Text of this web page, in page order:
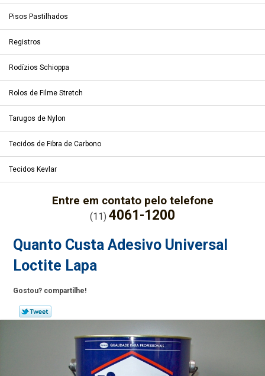
Pisos Pastilhados
Registros
Rodízios Schioppa
Rolos de Filme Stretch
Tarugos de Nylon
Tecidos de Fibra de Carbono
Tecidos Kevlar
Entre em contato pelo telefone
(11) 4061-1200
Quanto Custa Adesivo Universal
Loctite Lapa
Gostou? compartilhe!